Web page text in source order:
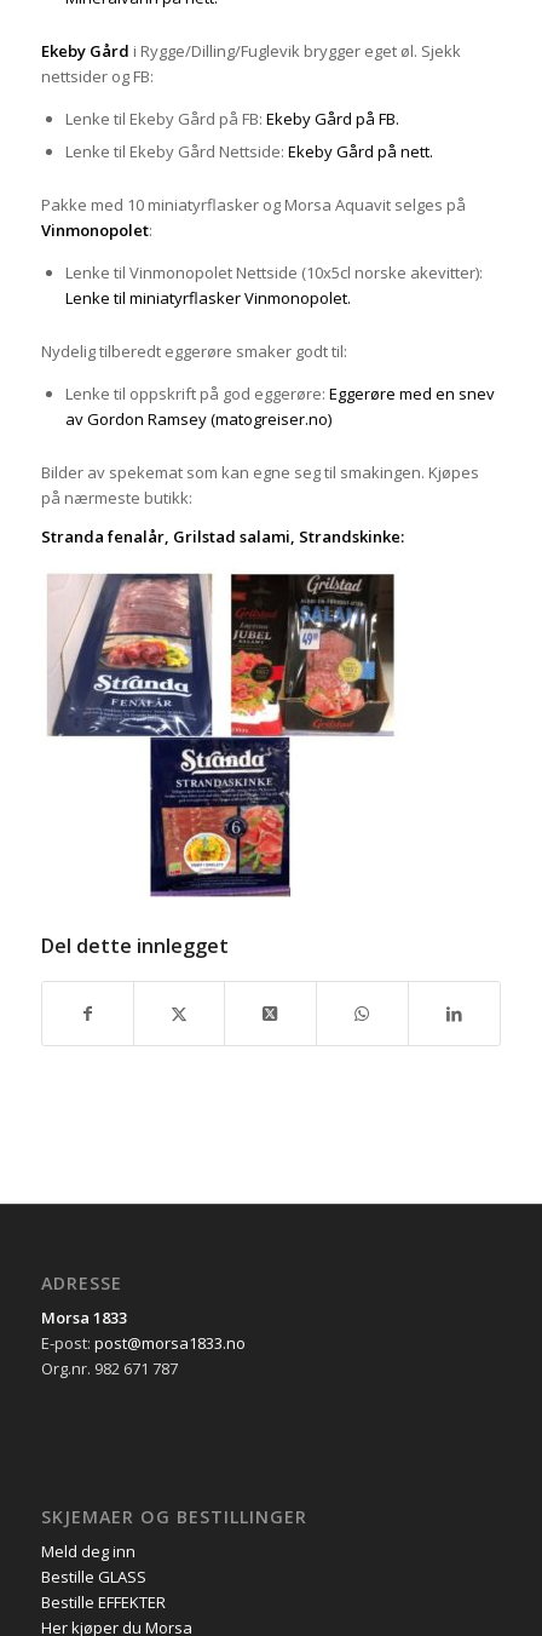
Ekeby Gård i Rygge/Dilling/Fuglevik brygger eget øl. Sjekk
nettsider og FB:
Lenke til Ekeby Gård på FB: Ekeby Gård på FB.
Lenke til Ekeby Gård Nettside: Ekeby Gård på nett.
Pakke med 10 miniatyrflasker og Morsa Aquavit selges på
Vinmonopolet:
Lenke til Vinmonopolet Nettside (10x5cl norske akevitter):
Lenke til miniatyrflasker Vinmonopolet.
Nydelig tilberedt eggerøre smaker godt til:
Lenke til oppskrift på god eggerøre: Eggerøre med en snev
av Gordon Ramsey (matogreiser.no)
Bilder av spekemat som kan egne seg til smakingen. Kjøpes
på nærmeste butikk:
Stranda fenalår, Grilstad salami, Strandskinke:
Del dette innlegget
ADRESSE
Morsa 1833
E-post: post@morsa1833.no
Org.nr. 982 671 787
SKJEMAER OG BESTILLINGER
Meld deg inn
Bestille GLASS
Bestille EFFEKTER
Her kjøper du Morsa